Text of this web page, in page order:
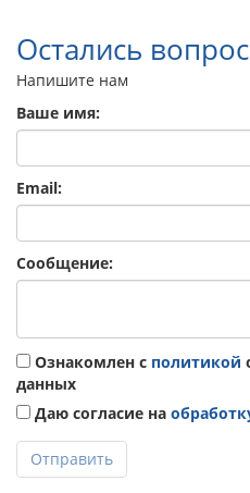
Остались
Напишите нам
Ваше имя:
Email:
Сообщение:
Ознакомлен с политикой
данных
Даю согласие на
Отправить